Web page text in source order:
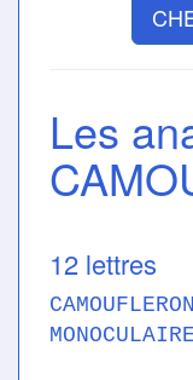
Les
12 lettres